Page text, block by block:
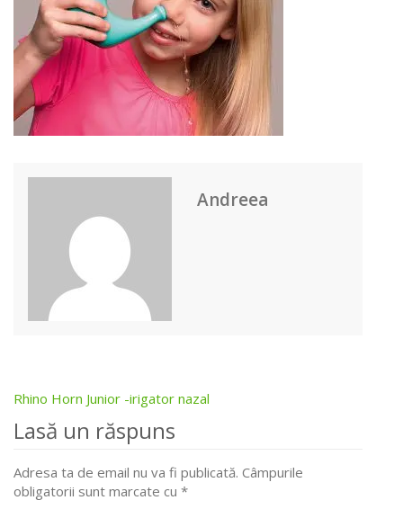
Andreea
Post
navigation
Rhino Horn Junior -irigator nazal
Lasă un răspuns
Adresa ta de email nu va fi publicată. Câmpurile
obligatorii sunt marcate cu *